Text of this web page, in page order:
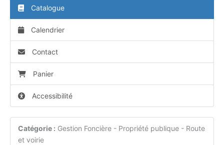
Catalogue
Calendrier
Contact
Panier
Accessibilité
Catégorie : Gestion Foncière - Propriété publique - Route
et voirie